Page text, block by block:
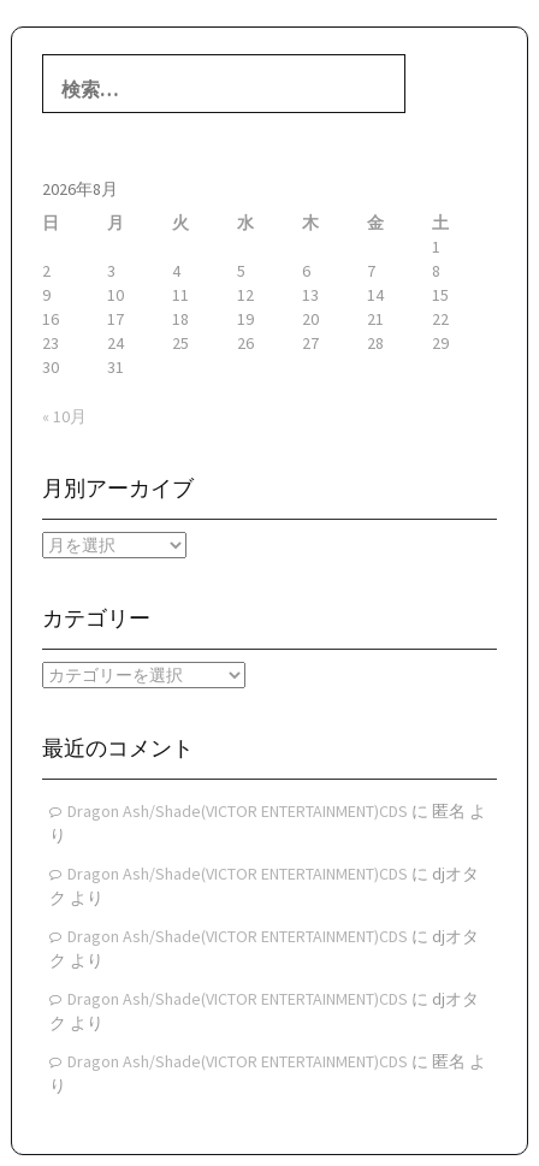
索:
2026年8月
日
月 火 水 木 金
土
1
2
3 4 5 6 7
8
9
10 11 12 13 14
15
16
17 18 19 20 21
22
23
24 25 26 27 28
29
30
31
« 10月
月別アーカイブ
月
ー
イ
ブ
カテゴリー
カ
リ
最近のコメント
Dragon Ash/Shade(VICTOR ENTERTAINMENT)CDS に 匿名 よ
り
Dragon Ash/Shade(VICTOR ENTERTAINMENT)CDS に djオタ
ク より
Dragon Ash/Shade(VICTOR ENTERTAINMENT)CDS に djオタ
ク より
Dragon Ash/Shade(VICTOR ENTERTAINMENT)CDS に djオタ
ク より
Dragon Ash/Shade(VICTOR ENTERTAINMENT)CDS に 匿名 よ
り